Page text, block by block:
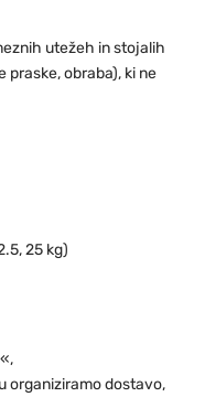
utežeh in stojalih
praske, obraba), ki ne
25 kg)
organiziramo dostavo,